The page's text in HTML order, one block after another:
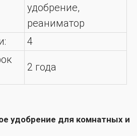
удобрение,
реаниматор
4
2 года
и развития
питание
развитие растений
азота, фосфора,
цветение,
или пересадки
вида комнатных
и др. культур (для
всходы)